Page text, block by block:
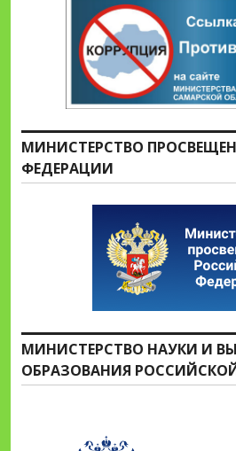
МИНИСТЕРСТВО
ФЕДЕРАЦИИ
МИНИСТЕРСТВО НАУКИ И
ОБРАЗОВАНИЯ